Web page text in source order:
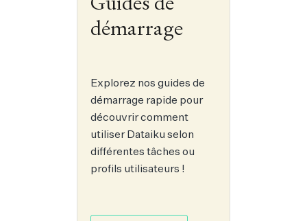
démarrage
Explorez nos guides de
démarrage rapide pour
découvrir comment
utiliser Dataiku selon
différentes tâches ou
profils utilisateurs !